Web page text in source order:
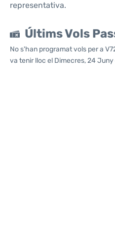
representativa.
Últims Vols
No s'han programat vols per a
va tenir lloc el Dimecres, 24